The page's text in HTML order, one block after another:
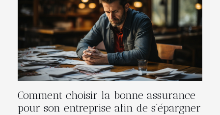
Comment choisir la bonne assurance
pour son entreprise afin de s’épargner